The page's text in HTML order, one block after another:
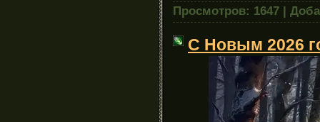
Просмотров: 1647 |
С Новым 2026